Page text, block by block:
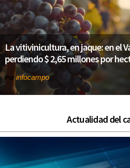
La vitivinicultura, en jaque: en el
perdiendo $ 2,65 millones por
Por infocampo
Actualidad del